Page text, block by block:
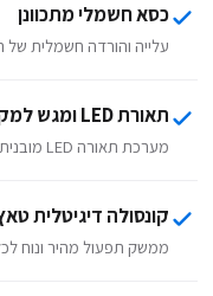
כסא חשמלי מתכוונן
עלייה והורדה חשמלית של
תאורת LED ומגש למקרן
מערכת תאורה LED מובנית יחד עם מגש ייעודי למקרן בדיקה.
קונסולה דיגיטלית
ממשק תפעול מהיר ונוח